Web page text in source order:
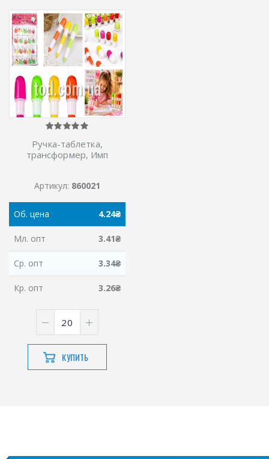
Ручка-таблетка,
трансформер, Имп
Артикул: 860021
Об. цена 4.24₴
Мл. опт 3.41₴
Ср. опт 3.34₴
Кр. опт 3.26₴
КУПИТЬ